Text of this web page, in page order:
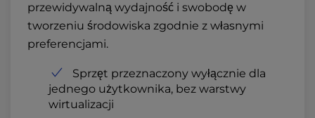
przewidywalną wydajność i swobodę w
tworzeniu środowiska zgodnie z własnymi
preferencjami.
Sprzęt przeznaczony wyłącznie dla
jednego użytkownika, bez warstwy
wirtualizacji